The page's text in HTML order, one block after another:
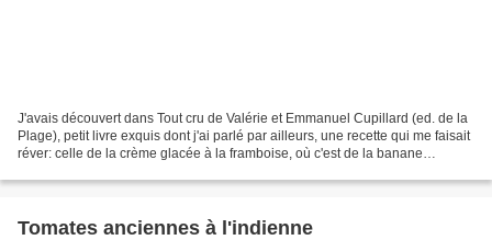
J'avais découvert dans Tout cru de Valérie et Emmanuel Cupillard (ed. de la
Plage), petit livre exquis dont j'ai parlé par ailleurs, une recette qui me faisait
réver: celle de la crème glacée à la framboise, où c'est de la banane
Tomates anciennes à l'indienne